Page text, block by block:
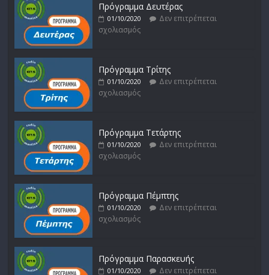
Πρόγραμμα Δευτέρας
01/10/2020
Δεν επιτρέπεται
σχολιασμός
Πρόγραμμα Τρίτης
01/10/2020
Δεν επιτρέπεται
σχολιασμός
Πρόγραμμα Τετάρτης
01/10/2020
Δεν επιτρέπεται
σχολιασμός
Πρόγραμμα Πέμπτης
01/10/2020
Δεν επιτρέπεται
σχολιασμός
Πρόγραμμα Παρασκευής
01/10/2020
Δεν επιτρέπεται